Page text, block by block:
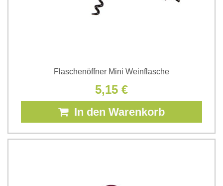
Flaschenöffner Mini Weinflasche
5,15 €
In den Warenkorb